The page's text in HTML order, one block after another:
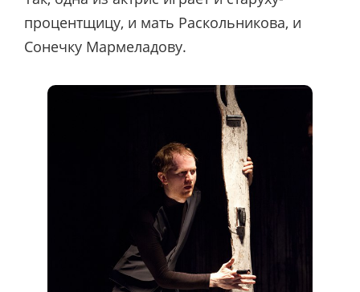
процентщицу, и мать Раскольникова, и
Сонечку Мармеладову.